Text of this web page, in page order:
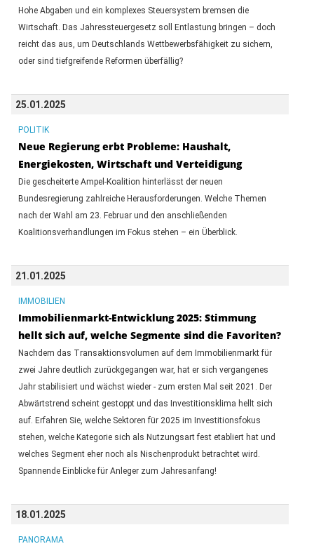
Hohe Abgaben und ein komplexes Steuersystem bremsen die
Wirtschaft. Das Jahressteuergesetz soll Entlastung bringen – doch
reicht das aus, um Deutschlands Wettbewerbsfähigkeit zu sichern,
oder sind tiefgreifende Reformen überfällig?
25.01.2025
POLITIK
Neue Regierung erbt Probleme: Haushalt,
Energiekosten, Wirtschaft und Verteidigung
Die gescheiterte Ampel-Koalition hinterlässt der neuen
Bundesregierung zahlreiche Herausforderungen. Welche Themen
nach der Wahl am 23. Februar und den anschließenden
Koalitionsverhandlungen im Fokus stehen – ein Überblick.
21.01.2025
IMMOBILIEN
Immobilienmarkt-Entwicklung 2025: Stimmung
hellt sich auf, welche Segmente sind die Favoriten?
Nachdem das Transaktionsvolumen auf dem Immobilienmarkt für
zwei Jahre deutlich zurückgegangen war, hat er sich vergangenes
Jahr stabilisiert und wächst wieder - zum ersten Mal seit 2021. Der
Abwärtstrend scheint gestoppt und das Investitionsklima hellt sich
auf. Erfahren Sie, welche Sektoren für 2025 im Investitionsfokus
stehen, welche Kategorie sich als Nutzungsart fest etabliert hat und
welches Segment eher noch als Nischenprodukt betrachtet wird.
Spannende Einblicke für Anleger zum Jahresanfang!
18.01.2025
PANORAMA